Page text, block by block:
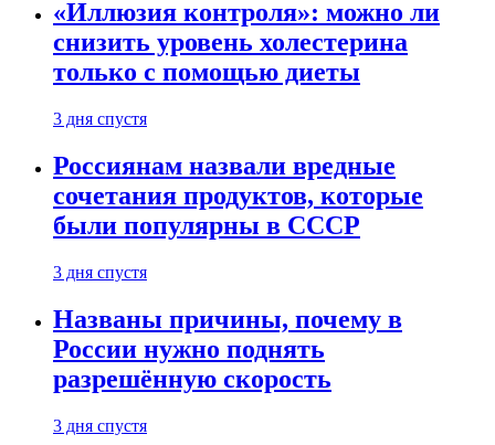
«Иллюзия контроля»: можно ли
снизить уровень холестерина
только с помощью диеты
3 дня спустя
Россиянам назвали вредные
сочетания продуктов, которые
были популярны в СССР
3 дня спустя
Названы причины, почему в
России нужно поднять
разрешённую скорость
3 дня спустя